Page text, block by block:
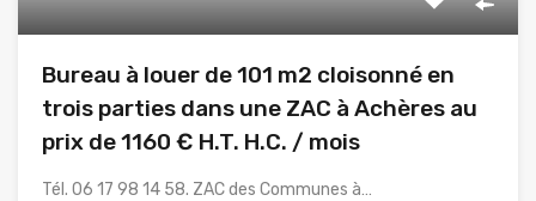
Bureau à louer de 101 m2 cloisonné en
trois parties dans une ZAC à Achères au
prix de 1160 € H.T. H.C. / mois
Tél. 06 17 98 14 58. ZAC des Communes à…